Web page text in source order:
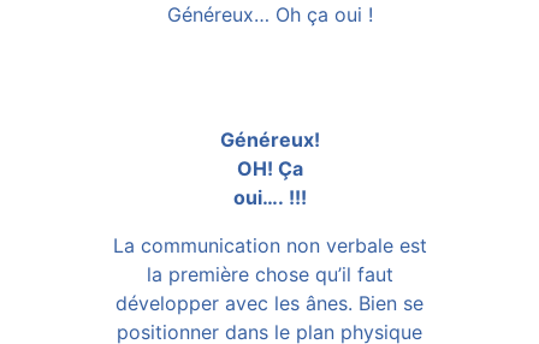
Généreux… Oh ça oui !
Généreux!
OH! Ça
oui…. !!!
La communication non verbale est
la première chose qu’il faut
développer avec les ânes. Bien se
positionner dans le plan physique